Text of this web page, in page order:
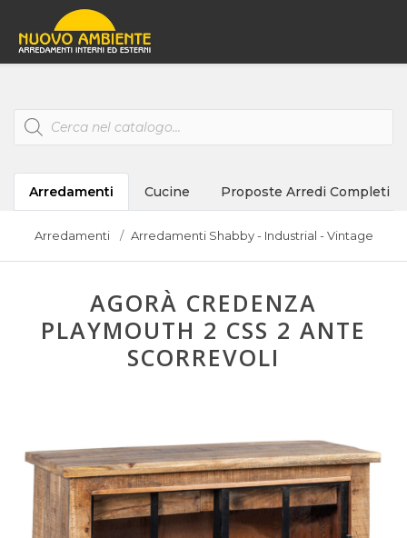
Products
search
Arredamenti Cucine Proposte Arredi Completi
Arredamenti Arredamenti Shabby - Industrial - Vintage
AGORÀ CREDENZA
PLAYMOUTH 2 CSS 2 ANTE
SCORREVOLI